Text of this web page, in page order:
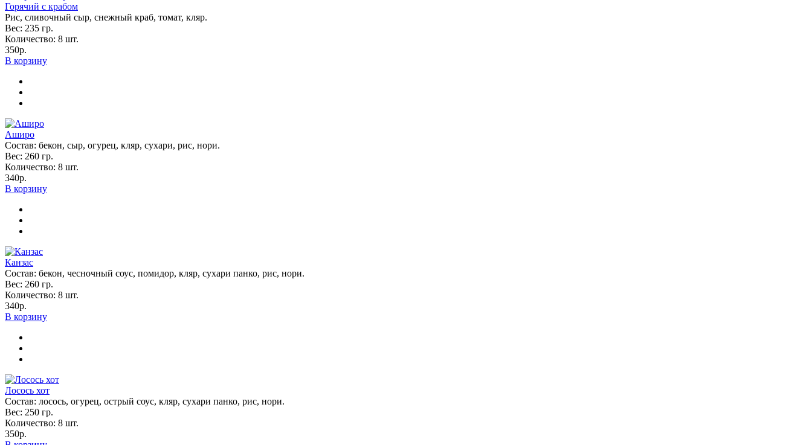
Горячий с крабом
Рис, сливочный сыр, снежный краб, томат, кляр.
Вес: 235 гр.
Количество: 8 шт.
350р.
В корзину
Аширо
Состав: бекон, сыр, огурец, кляр, сухари, рис, нори.
Вес: 260 гр.
Количество: 8 шт.
340р.
В корзину
Канзас
Состав: бекон, чесночный соус, помидор, кляр, сухари панко, рис, нори.
Вес: 260 гр.
Количество: 8 шт.
340р.
В корзину
Лосось хот
Состав: лосось, огурец, острый соус, кляр, сухари панко, рис, нори.
Вес: 250 гр.
Количество: 8 шт.
350р.